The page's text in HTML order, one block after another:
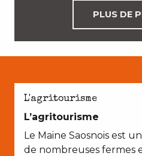
PLUS DE
L'agritourisme
L’agritourisme
Le Maine Saosnois est
de nombreuses fermes